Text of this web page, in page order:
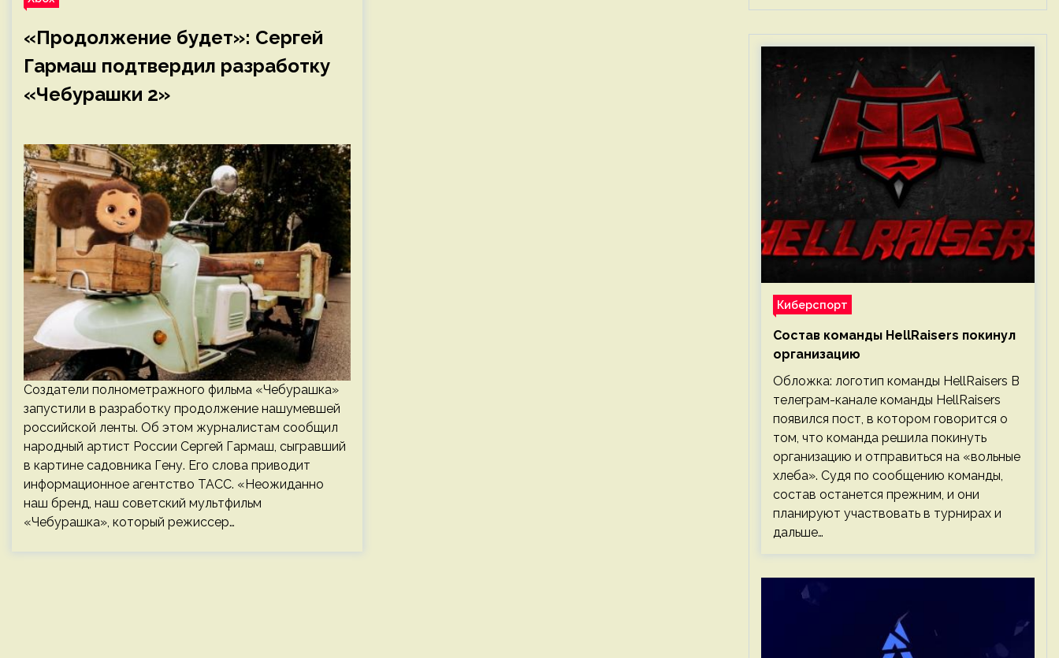
«Продолжение будет»: Сергей
Гармаш подтвердил разработку
«Чебурашки 2»
Создатели полнометражного фильма «Чебурашка»
запустили в разработку продолжение нашумевшей
российской ленты. Об этом журналистам сообщил
народный артист России Сергей Гармаш, сыгравший
в картине садовника Гену. Его слова приводит
информационное агентство ТАСС. «Неожиданно
наш бренд, наш советский мультфильм
«Чебурашка», который режиссер…
Киберспорт
Состав команды HellRaisers покинул
организацию
Обложка: логотип команды HellRaisers В
телеграм-канале команды HellRaisers
появился пост, в котором говорится о
том, что команда решила покинуть
организацию и отправиться на «вольные
хлеба». Судя по сообщению команды,
состав останется прежним, и они
планируют участвовать в турнирах и
дальше…